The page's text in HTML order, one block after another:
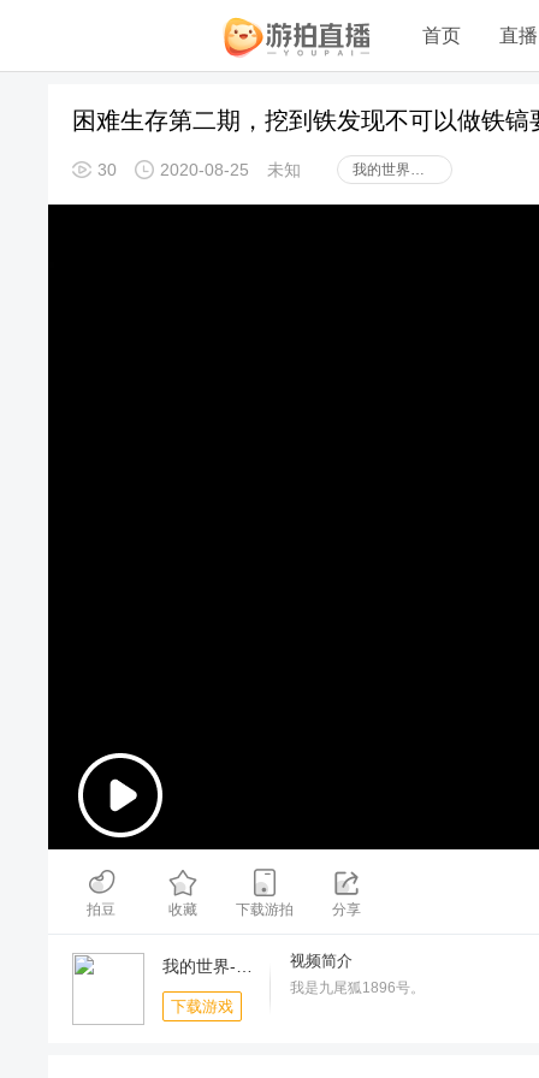
首页 直播
困难生存第二期，挖到铁发现不可以做铁镐
30 2020-08-25 未知 我的世界手机版
00:00/23:14
拍豆 收藏 下载游拍 分享
下载游戏
视频简介
我是九尾狐1896号。